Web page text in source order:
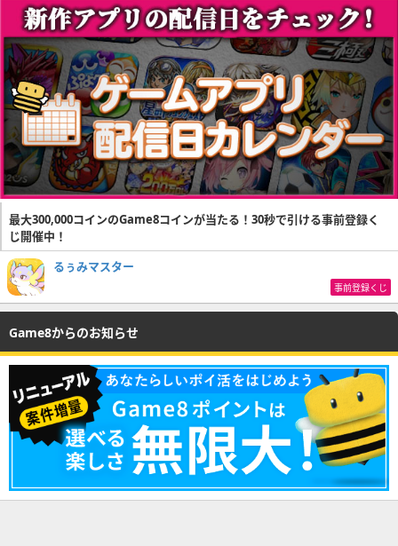
最大300,000コインのGame8コインが当たる！30秒で引ける事前登録く
じ開催中！
るぅみマスター
事前登録くじ
Game8からのお知らせ